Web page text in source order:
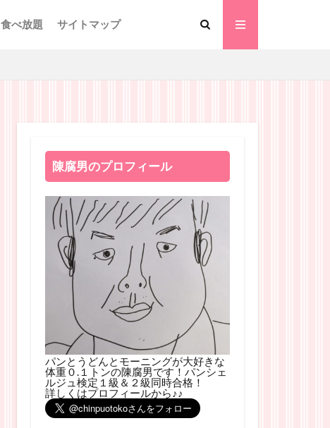
食べ放題 サイトマップ
陳腐男のプロフィール
パンとうどんとモーニングが大好きな
体重０.１トンの陳腐男です！パンシェ
ルジュ検定１級＆２級同時合格！
詳しくはプロフィールから♪♪